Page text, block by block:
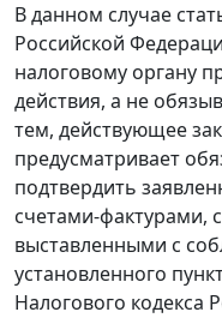
В данном случае
Российской
налоговому органу
действия, а не
тем, действующее
предусматривает
подтвердить
счетами-фактурами,
выставленными с
установленного
Налогового кодекса